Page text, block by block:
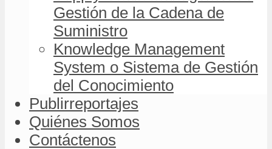
Gestión de la Cadena de
Suministro
Knowledge Management
System o Sistema de Gestión
del Conocimiento
Publirreportajes
Quiénes Somos
Contáctenos